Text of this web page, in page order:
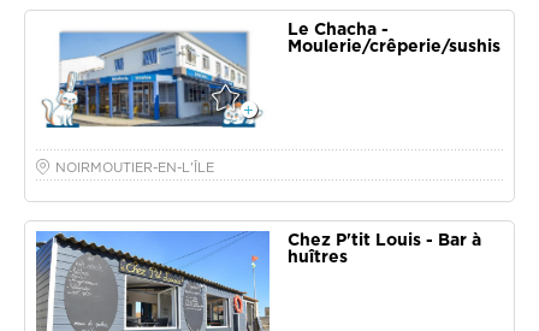
Le Chacha -
Moulerie/crêperie/sushis
NOIRMOUTIER-EN-L'ÎLE
Chez P'tit Louis - Bar à
huîtres